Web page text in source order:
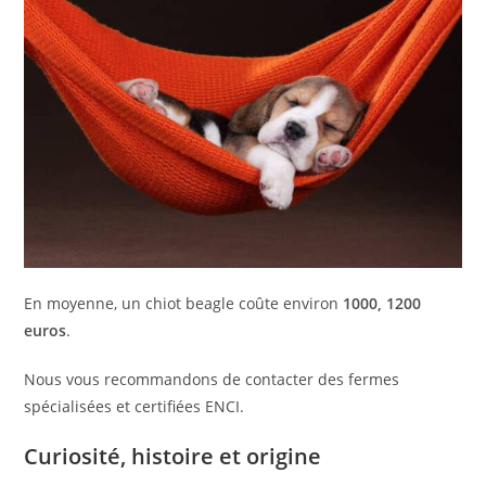
En moyenne, un chiot beagle coûte environ 1000, 1200
euros.
Nous vous recommandons de contacter des fermes
spécialisées et certifiées ENCI.
Curiosité, histoire et origine